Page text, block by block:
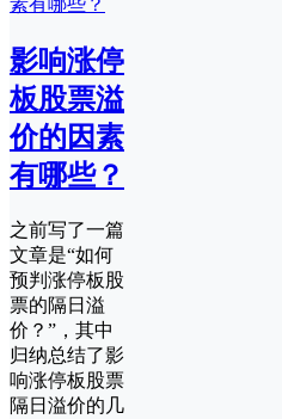
影响涨停
板股票溢
价的因素
有哪些？
之前写了一篇
文章是“如何
预判涨停板股
票的隔日溢
价？”，其中
归纳总结了影
响涨停板股票
隔日溢价的几